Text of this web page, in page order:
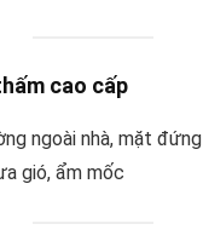
cao cấp
ngoài nhà, mặt đứng
gió, ẩm mốc